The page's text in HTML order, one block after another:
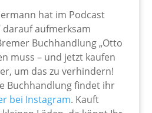
hat im Podcast
darauf aufmerksam
Buchhandlung „Otto
muss – und jetzt kaufen
um das zu verhindern!
Buchhandlung findet ihr
bei Instagram. Kauft